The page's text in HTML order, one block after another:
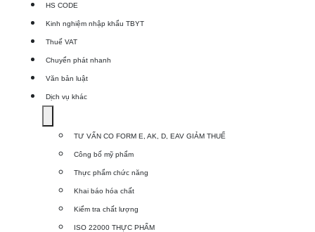
hàng
HS CODE
Kinh nghiệm nhập khẩu TBYT
Thuế VAT
Chuyển phát nhanh
Văn bản luật
Dịch vụ khác
submenuTƯ VẤN CO FORM E, AK, D, EAV GIẢM THUẾ
Công bố mỹ phẩm
Thực phẩm chức năng
Khai báo hóa chất
Kiểm tra chất lượng
ISO 22000 THỰC PHẨM